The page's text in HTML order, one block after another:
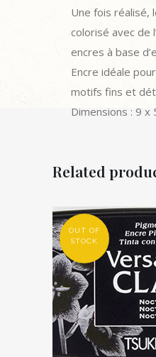
Une fois réalisé,
colorisé avec de
encres à base
Encre idéale
motifs fins et
Dimensions : 9 x
Related
OUT OF
STOCK